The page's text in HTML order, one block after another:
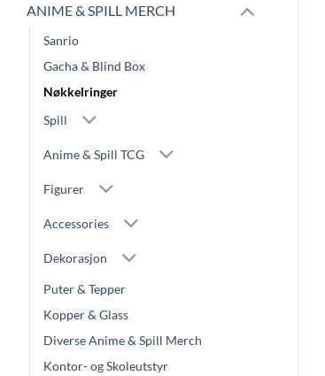
ANIME & SPILL MERCH
Sanrio
Gacha & Blind Box
Nøkkelringer
Spill
Anime & Spill TCG
Figurer
Accessories
Dekorasjon
Puter & Tepper
Kopper & Glass
Diverse Anime & Spill Merch
Kontor- og Skoleutstyr